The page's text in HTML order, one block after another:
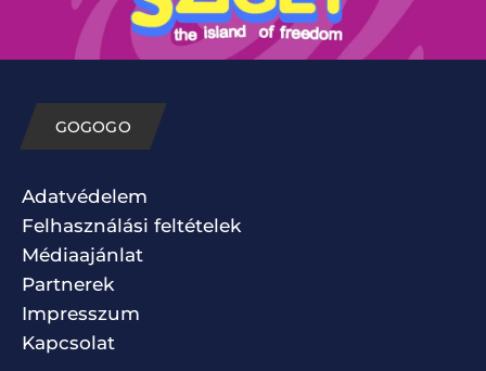
GOGOGO
Adatvédelem
Felhasználási feltételek
Médiaajánlat
Partnerek
Impresszum
Kapcsolat